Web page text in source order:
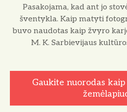
Pasakojama, kad ant jo
šventykla. Kaip matyti
buvo naudotas kaip žvyro
M. K. Sarbievijaus
Gaukite nuorodas